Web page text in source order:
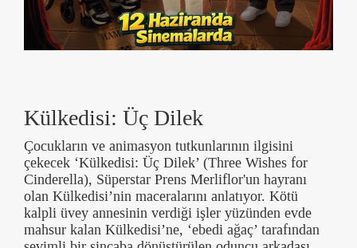
Külkedisi: Üç Dilek
Çocukların ve animasyon tutkunlarının ilgisini
çekecek ‘Külkedisi: Üç Dilek’ (Three Wishes for
Cinderella), Süperstar Prens Merliflor'un hayranı
olan Külkedisi’nin maceralarını anlatıyor. Kötü
kalpli üvey annesinin verdiği işler yüzünden evde
mahsur kalan Külkedisi’ne, ‘ebedi ağaç’ tarafından